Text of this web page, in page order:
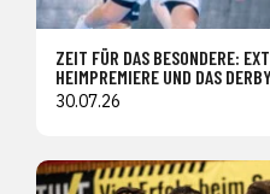
ZEIT FÜR DAS BESONDERE:
HEIMPREMIERE UND DAS
30.07.26